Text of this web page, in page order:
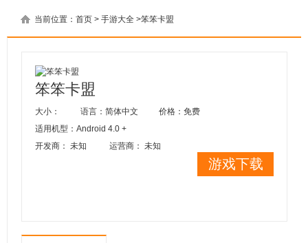
当前位置： 首页 > 手游大全 >笨笨卡盟
笨笨卡盟
大小： 语言：简体中文
价格：免费
适用机型：Android 4.0 +
开发商： 未知
运营商： 未知
游戏下载